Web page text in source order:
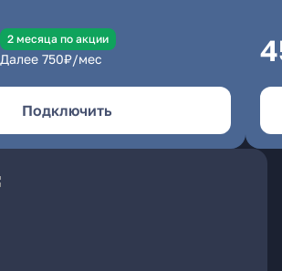
2 месяцa по акции
Далее 750₽/мес
Подключить